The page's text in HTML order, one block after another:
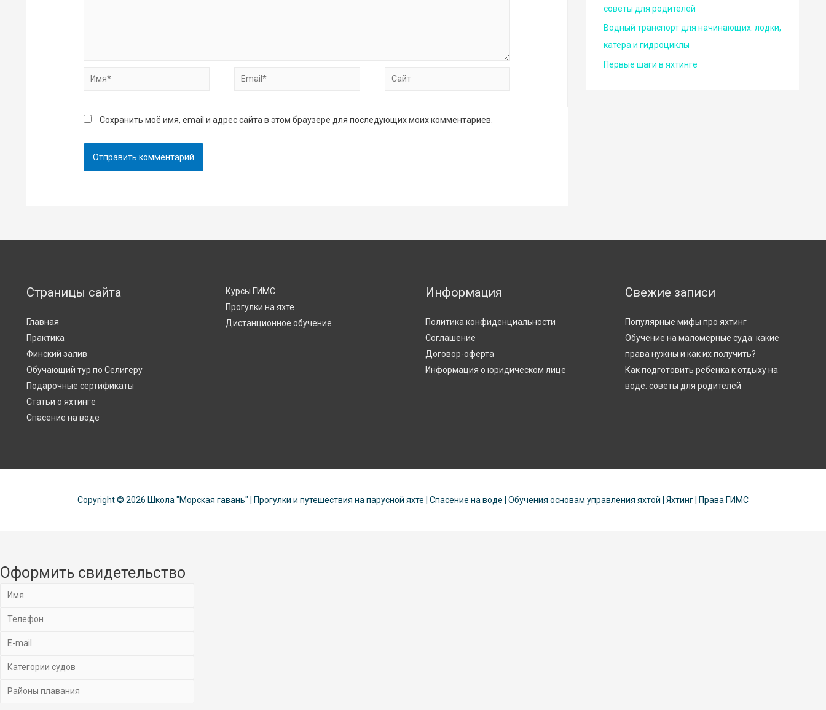
Имя* Email* Сайт
Сохранить моё имя, email и адрес сайта в этом браузере для последующих моих комментариев.
советы для родителей
Водный транспорт для начинающих: лодки,
катера и гидроциклы
Первые шаги в яхтинге
Страницы сайта
Главная
Практика
Финский залив
Обучающий тур по Селигеру
Подарочные сертификаты
Статьи о яхтинге
Спасение на воде
Курсы ГИМС
Прогулки на яхте
Дистанционное обучение
Информация
Политика конфиденциальности
Соглашение
Договор-оферта
Информация о юридическом лице
Свежие записи
Популярные мифы про яхтинг
Обучение на маломерные суда: какие
права нужны и как их получить?
Как подготовить ребенка к отдыху на
воде: советы для родителей
Copyright © 2026 Школа "Морская гавань" | Прогулки и путешествия на парусной яхте | Спасение на воде | Обучения основам управления яхтой | Яхтинг | Права ГИМС
Оформить свидетельство